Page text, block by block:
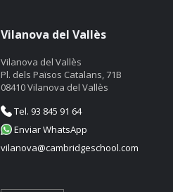
Vilanova del Vallès
Vilanova del Vallès
Pl. dels Països Catalans, 71B
08410 Vilanova del Vallès
Tel. 93 845 91 64
Enviar WhatsApp
vilanova@cambridgeschool.com